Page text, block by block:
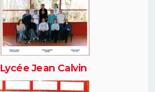
Lycée Jean Calvin